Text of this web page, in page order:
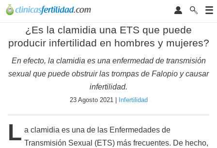
¿Es la clamidia una ETS que puede
producir infertilidad en hombres y mujeres?
En efecto, la clamidia es una enfermedad de transmisión
sexual que puede obstruir las trompas de Falopio y causar
infertilidad.
23 Agosto 2021 | Infertilidad
L a clamidia es una de las Enfermedades de
Transmisión Sexual (ETS) más frecuentes. De hecho,